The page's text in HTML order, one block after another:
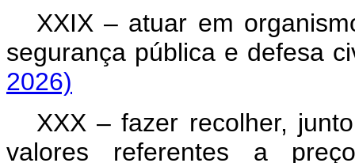
XXIX – atuar em
segurança pública e defesa
2026)
XXX – fazer recolher,
valores referentes a